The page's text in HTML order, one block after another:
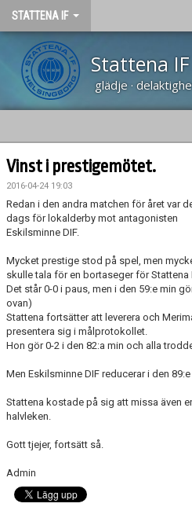
STATTENA IF
Stattena IF
glädje ·
HEM
NYHETER
TRÄNARUTBILDNING SVFF D
OM KLUBBEN
KALENDER
VÅRA LAG
DOMARE, MATCHER.
FÖRENINGSSHOP
KONTAKT
Vinst i prestigemötet.
2016-04-24 19:03
Redan i den andra matchen för året var
dags för lokalderby mot antagonisten
Eskilsminne DIF.
Mycket prestige stod på spel, men
skulle tala för en bortaseger för Stattena
Det står 0-0 i paus, men i den 59:e min
ovan)
Stattena fortsätter att leverera och
presentera sig i målprotokollet.
Hon gör 0-2 i den 82:a min och alla
Men Eskilsminne DIF reducerar i den
Stattena kostade på sig att missa även
halvleken.
Gott tjejer, fortsätt så.
Admin